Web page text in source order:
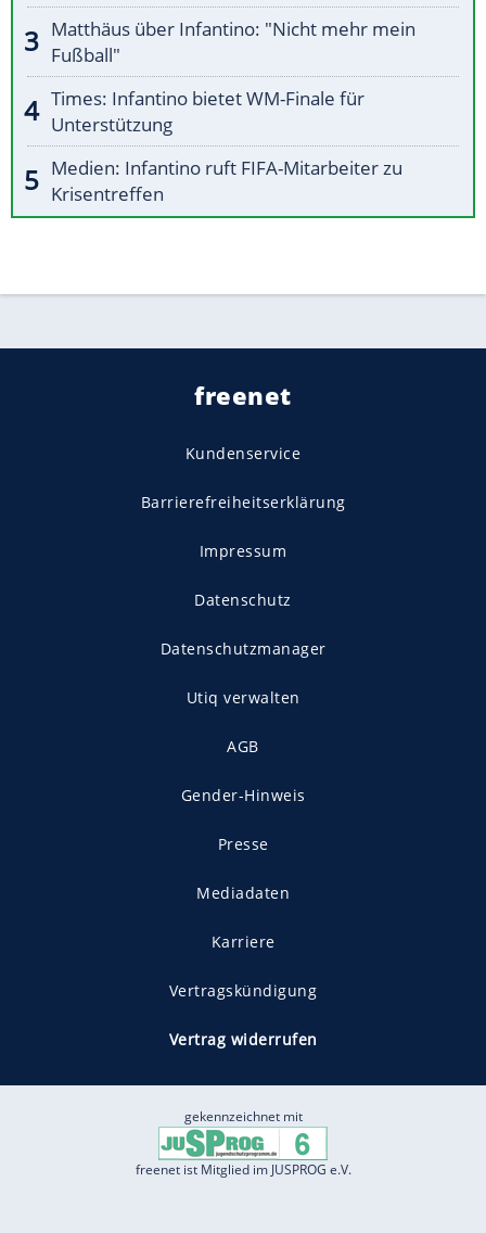
Matthäus über Infantino: "Nicht mehr mein
Fußball"
Times: Infantino bietet WM-Finale für
Unterstützung
Medien: Infantino ruft FIFA-Mitarbeiter zu
Krisentreffen
freenet
Kundenservice
Barrierefreiheitserklärung
Impressum
Datenschutz
Datenschutzmanager
Utiq verwalten
AGB
Gender-Hinweis
Presse
Mediadaten
Karriere
Vertragskündigung
Vertrag widerrufen
gekennzeichnet mit
freenet ist Mitglied im JUSPROG e.V.